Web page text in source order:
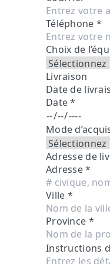
Téléphone *
Choix de
Livraison
Date de
Date*
Mode
Adresse de
Adresse*
Ville *
Province *
Instructions